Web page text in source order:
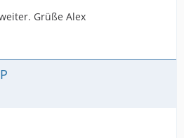
Grüße Alex